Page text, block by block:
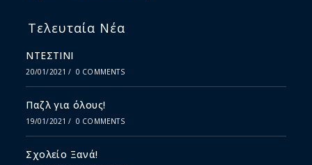
Τελευταία Νέα
ΝΤΕΣΤΙΝΙ
20/01/2021 / 0 COMMENTS
Παζλ για όλους!
19/01/2021 / 0 COMMENTS
Σχολείο Ξανά!